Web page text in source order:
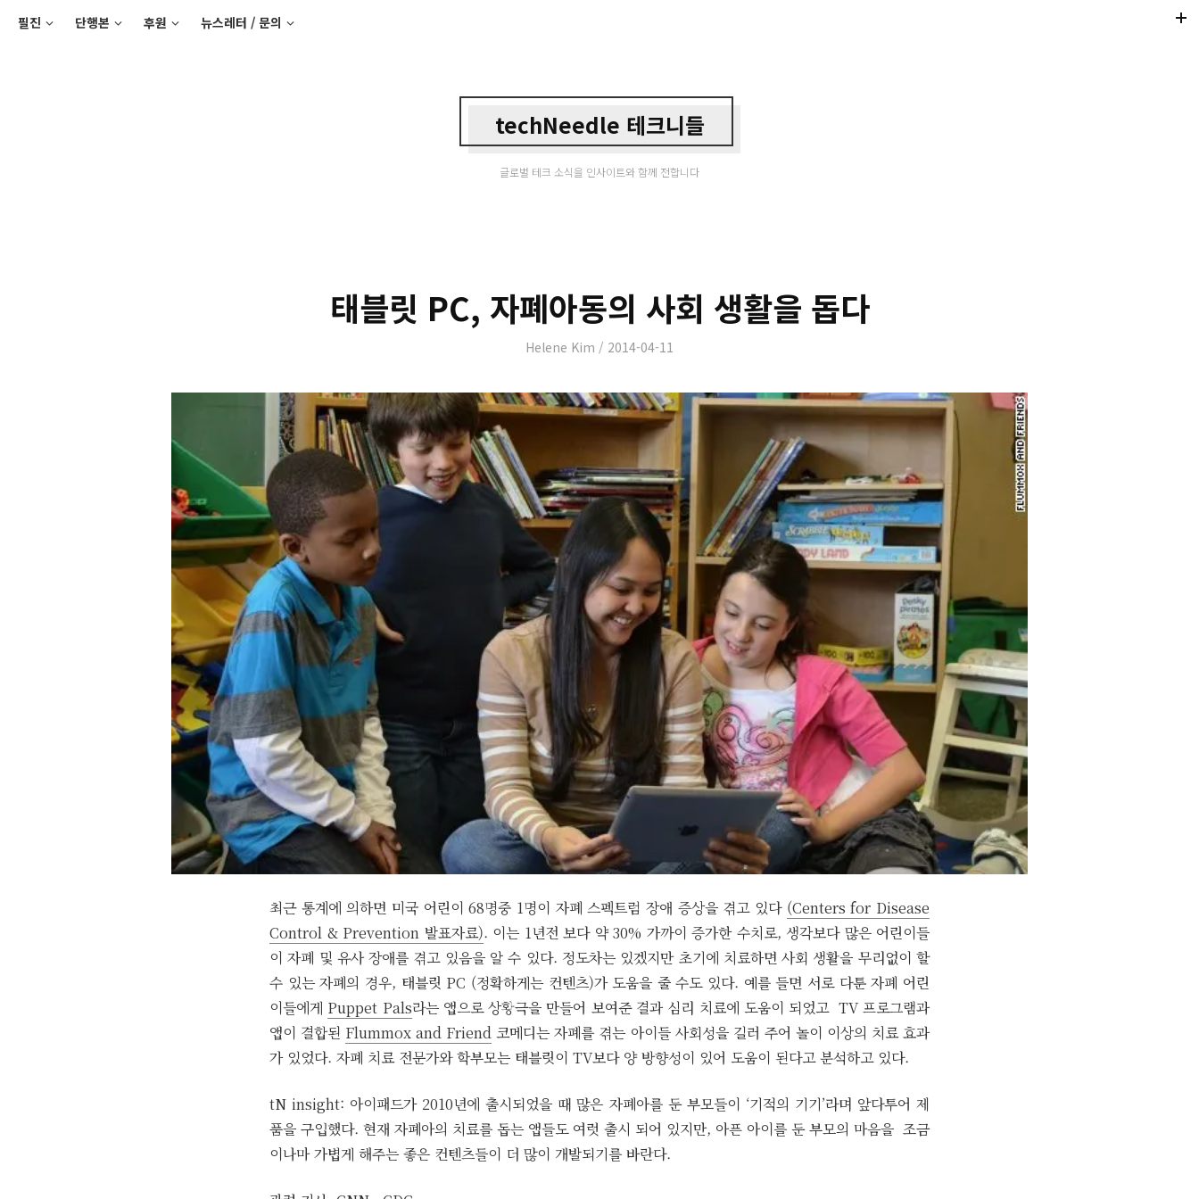
필진 단행본 후원 뉴스레터 / 문의
techNeedle 테크니들
글로벌 테크 소식을 인사이트와 함께 전합니다
태블릿 PC, 자폐아동의 사회 생활을 돕다
Author
Helene Kim
Posted
2014-04-11
최근 통계에 의하면 미국 어린이 68명중 1명이 자폐 스펙트럼 장애 증상을 겪고 있다 (Centers for Disease
Control & Prevention 발표자료). 이는 1년전 보다 약 30% 가까이 증가한 수치로, 생각보다 많은 어린이들
이 자폐 및 유사 장애를 겪고 있음을 알 수 있다. 정도차는 있겠지만 초기에 치료하면 사회 생활을 무리없이 할
수 있는 자폐의 경우, 태블릿 PC (정확하게는 컨텐츠)가 도움을 줄 수도 있다. 예를 들면 서로 다툰 자폐 어린
이들에게 Puppet Pals라는 앱으로 상황극을 만들어 보여준 결과 심리 치료에 도움이 되었고 TV 프로그램과
앱이 결합된 Flummox and Friend 코메디는 자폐를 겪는 아이들 사회성을 길러 주어 놀이 이상의 치료 효과
가 있었다. 자폐 치료 전문가와 학부모는 태블릿이 TV보다 양 방향성이 있어 도움이 된다고 분석하고 있다.
tN insight: 아이패드가 2010년에 출시되었을 때 많은 자폐아를 둔 부모들이 ‘기적의 기기’라며 앞다투어 제
품을 구입했다. 현재 자폐아의 치료를 돕는 앱들도 여럿 출시 되어 있지만, 아픈 아이를 둔 부모의 마음을 조금
이나마 가볍게 해주는 좋은 컨텐츠들이 더 많이 개발되기를 바란다.